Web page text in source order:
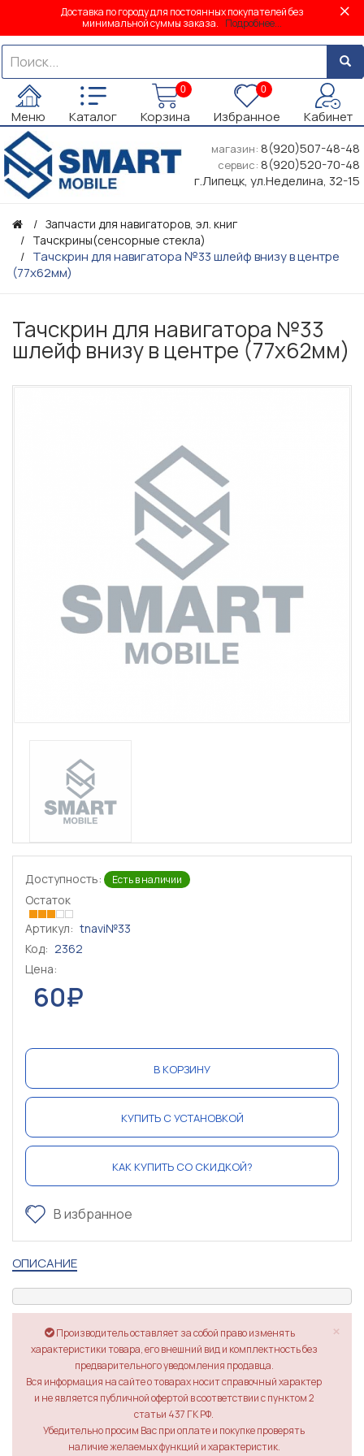
Доставка по городу для постоянных покупателей без
минимальной суммы заказа. Подробнее...
Меню Каталог
0
Корзина
0
Избранное Кабинет
магазин: 8(920)507-48-48
сервис: 8(920)520-70-48
г.Липецк, ул.Неделина, 32-15
Запчасти для навигаторов, эл. книг
Тачскрины(сенсорные стекла)
Тачскрин для навигатора №33 шлейф внизу в центре
(77х62мм)
Тачскрин для навигатора №33
шлейф внизу в центре (77х62мм)
Доступность: Есть в наличии
Остаток
Артикул: tnavi№33
Код: 2362
Цена:
60₽
В КОРЗИНУ
КУПИТЬ С УСТАНОВКОЙ
КАК КУПИТЬ СО СКИДКОЙ?
В избранное
ОПИСАНИЕ
×
Производитель оставляет за собой право изменять
характеристики товара, его внешний вид и комплектность без
предварительного уведомления продавца.
Вся информация на сайте о товарах носит справочный характер
и не является публичной офертой в соответствии с пунктом 2
статьи 437 ГК РФ.
Убедительно просим Вас при оплате и покупке проверять
наличие желаемых функций и характеристик.